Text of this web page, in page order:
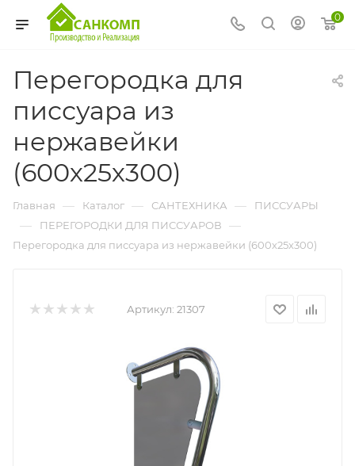
0
Перегородка для
писсуара из
нержавейки
(600х25х300)
Главная — Каталог — САНТЕХНИКА — ПИССУАРЫ
— ПЕРЕГОРОДКИ ДЛЯ ПИССУАРОВ —
Перегородка для писсуара из нержавейки (600х25х300)
Артикул: 21307